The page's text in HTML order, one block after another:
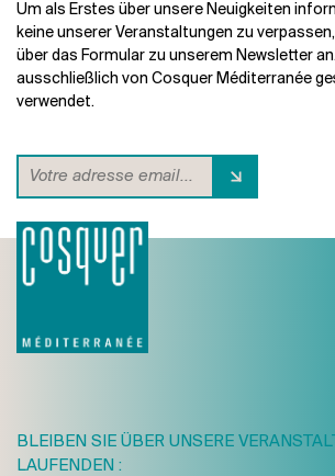
Um als Erstes über unsere Neuigkeiten
keine unserer Veranstaltungen zu
über das Formular zu unserem Newsletter
ausschließlich von Cosquer Méditerranée
verwendet.
BLEIBEN SIE ÜBER UNSERE
LAUFENDEN :